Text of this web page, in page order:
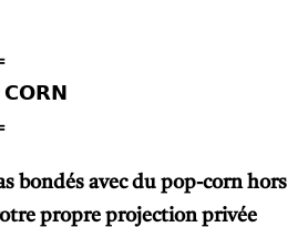
𝗖𝗢𝗥𝗡
bondés avec du pop-corn hors
propre projection privée